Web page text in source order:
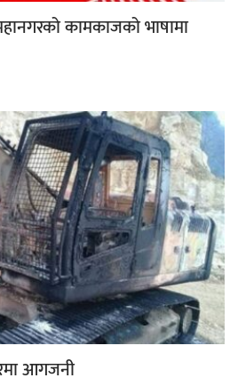
कामकाजको भाषामा
आगजनी